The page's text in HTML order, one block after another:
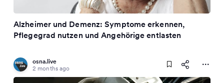
Alzheimer und Demenz: Symptome erkennen,
Pflegegrad nutzen und Angehörige entlasten
osna.live
2 months ago